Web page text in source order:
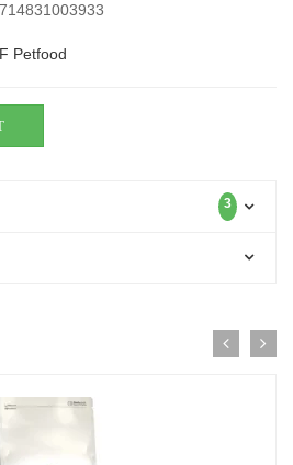
Petfood
3